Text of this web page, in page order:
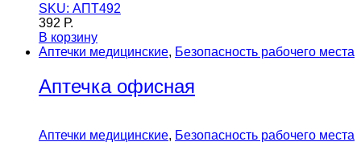
SKU: АПТ492
392 Р.
В корзину
Аптечки медицинские, Безопасность рабочего места
Аптечка офисная
Аптечки медицинские, Безопасность рабочего места